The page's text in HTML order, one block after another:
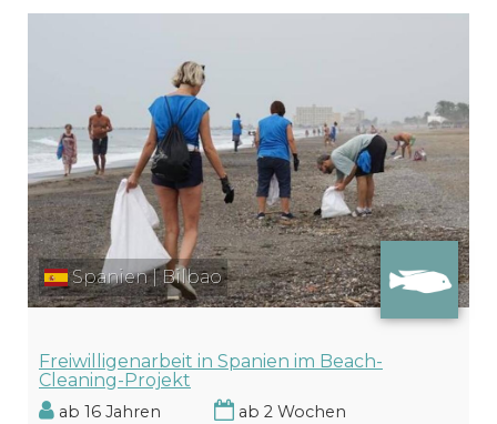
Spanien | Bilbao
Freiwilligenarbeit in Spanien im Beach-
Cleaning-Projekt
ab 16 Jahren ab 2 Wochen